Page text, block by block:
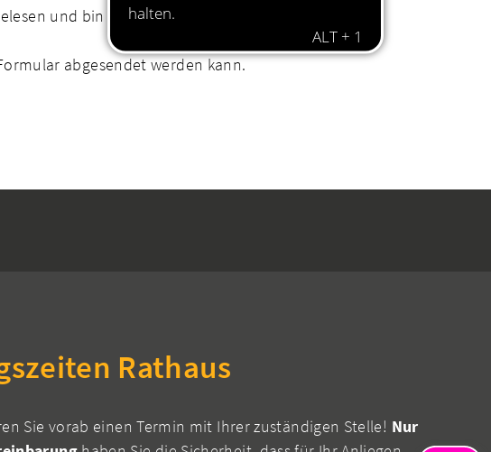
und bin damit einverstanden.
abgesendet werden kann.
Rathaus
Sie vorab einen Termin mit Ihrer zuständigen Stelle! Nur